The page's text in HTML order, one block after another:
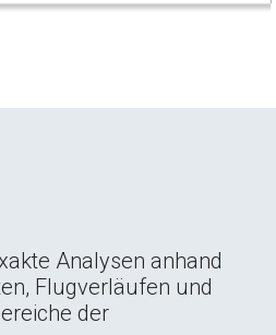
Analysen anhand
Flugverläufen und
der